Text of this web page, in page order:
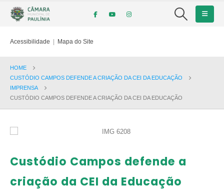
Acessibilidade | Mapa do Site
HOME
CUSTÓDIO CAMPOS DEFENDE A CRIAÇÃO DA CEI DA EDUCAÇÃO
IMPRENSA
CUSTÓDIO CAMPOS DEFENDE A CRIAÇÃO DA CEI DA EDUCAÇÃO
Custódio Campos defende a
criação da CEI da Educação